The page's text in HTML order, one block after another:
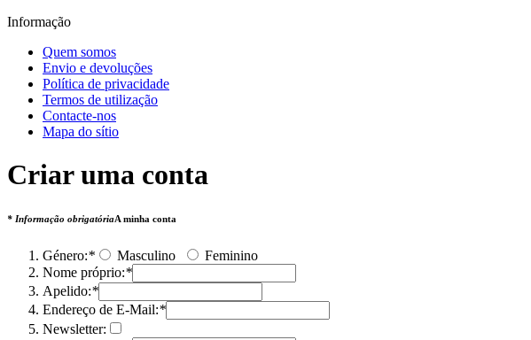
Informação
Quem somos
Envio e devoluções
Política de privacidade
Termos de utilização
Contacte-nos
Mapa do sítio
Criar uma conta
* Informação obrigatóriaA minha conta
Género:* Masculino
Feminino
Nome próprio:*
Apelido:*
Endereço de E-Mail:*
Newsletter: